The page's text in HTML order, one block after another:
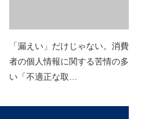
「漏えい」だけじゃない。消費
者の個人情報に関する苦情の多
い「不適正な取…